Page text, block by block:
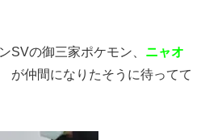
SVの御三家ポケモン、 ニャオ
が仲間になりたそうに待ってて